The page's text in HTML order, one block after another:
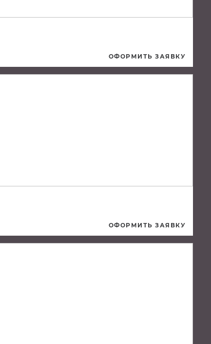
ОФОРМИТЬ ЗАЯВКУ
ОФОРМИТЬ ЗАЯВКУ